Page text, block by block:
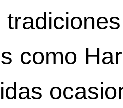
como